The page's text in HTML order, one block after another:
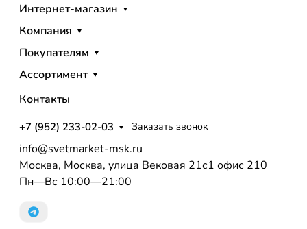
Интернет-магазин
Компания
Покупателям
Ассортимент
Контакты
+7 (952) 233-02-03 Заказать звонок
info@svetmarket-msk.ru
Москва, Москва, улица Вековая 21с1 офис 210
Пн—Вс 10:00—21:00